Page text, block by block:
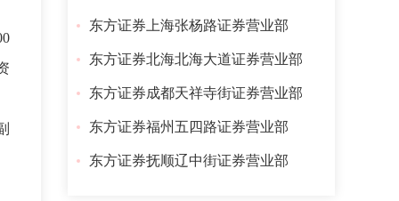
东方证券上海张杨路证券营业部
东方证券北海北海大道证券营业部
东方证券成都天祥寺街证券营业部
东方证券福州五四路证券营业部
东方证券抚顺辽中街证券营业部